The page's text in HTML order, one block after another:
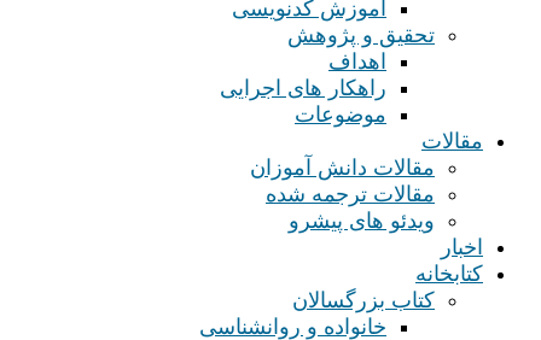
آموزش کدنویسی
تحقیق و پژوهش
اهداف
راهکار های اجرایی
موضوعات
مقالات
مقالات دانش آموزان
مقالات ترجمه شده
ویدئو های پیشرو
اخبار
کتابخانه
کتاب بزرگسالان
خانواده و روانشناسی